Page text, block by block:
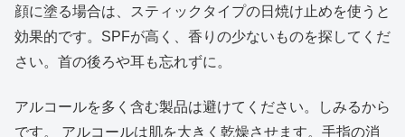
顔に塗る場合は、スティックタイプの日焼け止めを使うと
効果的です。SPFが高く、香りの少ないものを探してくだ
さい。首の後ろや耳も忘れずに。
アルコールを多く含む製品は避けてください。しみるから
です。 アルコールは肌を大きく乾燥させます。手指の消